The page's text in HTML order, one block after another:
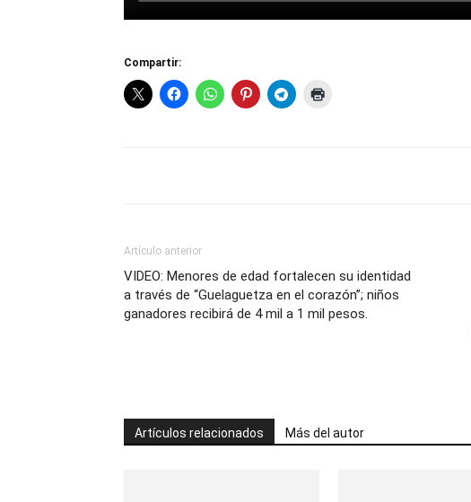
Compartir:
Artículo anterior
VIDEO: Menores de edad fortalecen su identidad
a través de “Guelaguetza en el corazón”; niños
ganadores recibirá de 4 mil a 1 mil pesos.
Artículos relacionados Más del autor